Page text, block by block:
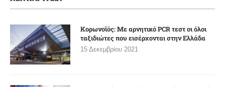
Κορωνοϊός: Με αρνητικό PCR τεστ οι όλοι
ταξιδιώτες που εισέρχονται στην Ελλάδα
15 Δεκεμβρίου 2021